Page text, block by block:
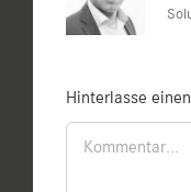
Hinterlasse
Kommentar